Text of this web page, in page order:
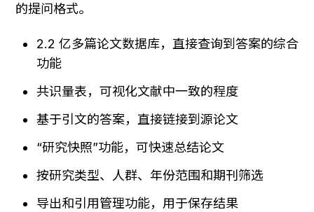
的提问格式。
2.2 亿多篇论文数据库，直接查询到答案的综合
功能
共识量表，可视化文献中一致的程度
基于引文的答案，直接链接到源论文
“研究快照”功能，可快速总结论文
按研究类型、人群、年份范围和期刊筛选
导出和引用管理功能，用于保存结果